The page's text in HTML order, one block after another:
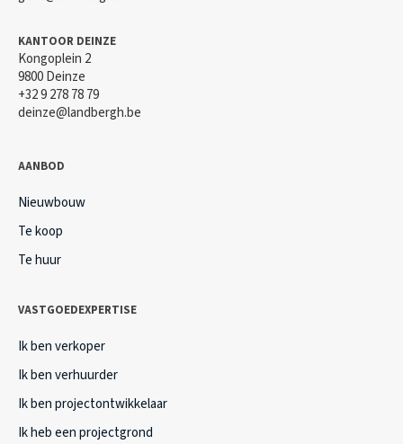
KANTOOR DEINZE
Kongoplein 2
9800 Deinze
+32 9 278 78 79
deinze@landbergh.be
AANBOD
Nieuwbouw
Te koop
Te huur
VASTGOEDEXPERTISE
Ik ben verkoper
Ik ben verhuurder
Ik ben projectontwikkelaar
Ik heb een projectgrond